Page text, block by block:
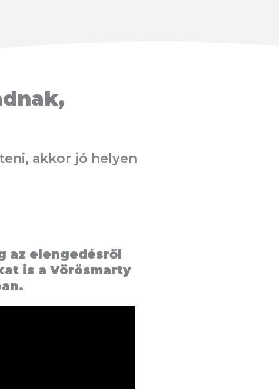
akkor jó helyen
az elengedésről
is a Vörösmarty